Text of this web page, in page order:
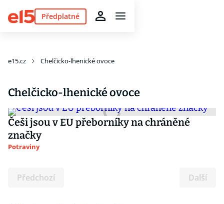
Předplatné
e15.cz Chelčicko-lhenické ovoce
Chelčicko-lhenické ovoce
Češi jsou v EU přeborníky na chráněné
značky
Potraviny
Předchozí Další